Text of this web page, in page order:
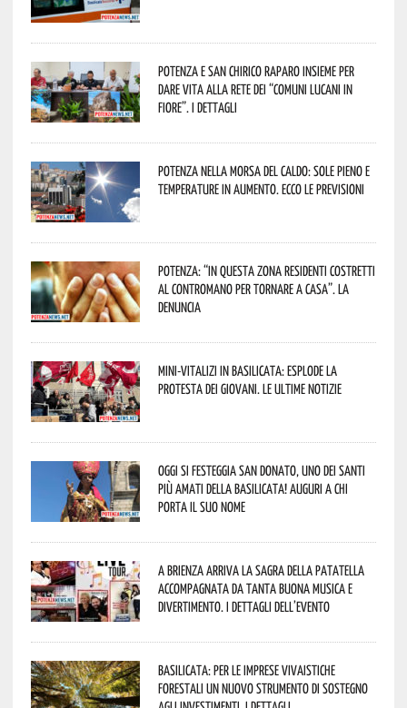
Potenza e San Chirico Raparo insieme per
dare vita alla rete dei “Comuni Lucani in
Fiore”. I dettagli
Potenza nella morsa del caldo: sole pieno e
temperature in aumento. Ecco le previsioni
Potenza: “In questa zona residenti costretti
al contromano per tornare a casa”. La
denuncia
Mini-vitalizi in Basilicata: esplode la
protesta dei giovani. Le ultime notizie
Oggi si festeggia San Donato, uno dei Santi
più amati della Basilicata! Auguri a chi
porta il suo nome
A Brienza arriva la Sagra della Patatella
accompagnata da tanta buona musica e
divertimento. I dettagli dell’evento
Basilicata: per le imprese vivaistiche
forestali un nuovo strumento di sostegno